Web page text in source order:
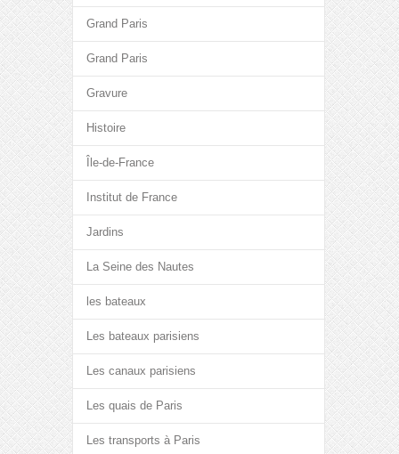
Grand Paris
Grand Paris
Gravure
Histoire
Île-de-France
Institut de France
Jardins
La Seine des Nautes
les bateaux
Les bateaux parisiens
Les canaux parisiens
Les quais de Paris
Les transports à Paris